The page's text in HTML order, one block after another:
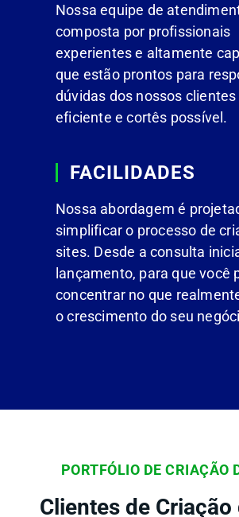
Nossa equipe de
composta por profissionais
experientes e altamente
que estão prontos para
dúvidas dos nossos
eficiente e cortês possível.
FACILIDADES
Nossa abordagem é
simplificar o processo de
sites. Desde a consulta
lançamento, para que você
concentrar no que
o crescimento do seu
PORTFÓLIO DE CRIAÇÃO
Clientes de Criação